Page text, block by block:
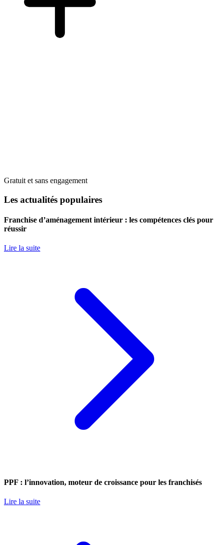
Gratuit et sans engagement
Les actualités populaires
Franchise d’aménagement intérieur : les compétences clés pour
réussir
Lire la suite
PPF : l’innovation, moteur de croissance pour les franchisés
Lire la suite